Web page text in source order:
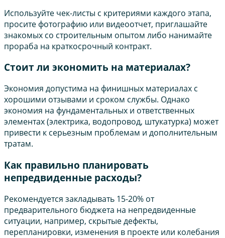
Используйте чек-листы с критериями каждого этапа,
просите фотографию или видеоотчет, приглашайте
знакомых со строительным опытом либо нанимайте
прораба на краткосрочный контракт.
Стоит ли экономить на материалах?
Экономия допустима на финишных материалах с
хорошими отзывами и сроком службы. Однако
экономия на фундаментальных и ответственных
элементах (электрика, водопровод, штукатурка) может
привести к серьезным проблемам и дополнительным
тратам.
Как правильно планировать
непредвиденные расходы?
Рекомендуется закладывать 15-20% от
предварительного бюджета на непредвиденные
ситуации, например, скрытые дефекты,
перепланировки, изменения в проекте или колебания